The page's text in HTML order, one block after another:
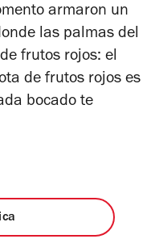
armaron un
las palmas del
frutos rojos: el
de frutos rojos es
bocado te